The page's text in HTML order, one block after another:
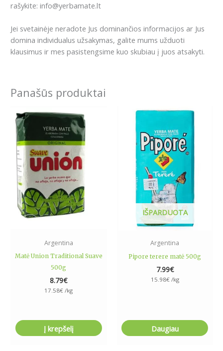
rašykite: info@yerbamate.lt
Jei svetainėje neradote Jus dominančios informacijos ar Jus
domina individualus užsakymas, galite mums užduoti
klausimus ir mes pasistengsime kuo skubiau į juos atsakyti.
Panašūs produktai
Argentina
Matė Union Traditional Suave
500g
8.79€
17.58€ /kg
Į krepšelį
IŠPARDUOTA
Argentina
Pipore terere matė 500g
7.99€
15.98€/kg
Daugiau